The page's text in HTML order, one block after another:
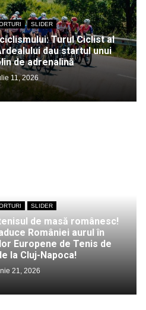
SLIDER
Turul Ciclist al
dau startul unui
de adrenalină
11, 2026
SLIDER
de masă românesc!
României aurul în
Europene de Tenis de
la Cluj-Napoca!
21, 2026